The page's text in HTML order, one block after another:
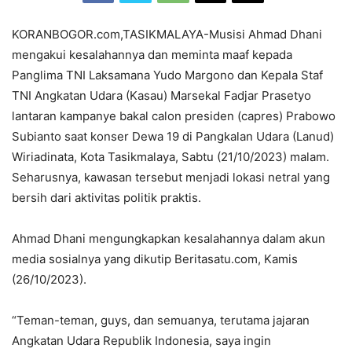
KORANBOGOR.com,TASIKMALAYA-Musisi Ahmad Dhani
mengakui kesalahannya dan meminta maaf kepada
Panglima TNI Laksamana Yudo Margono dan Kepala Staf
TNI Angkatan Udara (Kasau) Marsekal Fadjar Prasetyo
lantaran kampanye bakal calon presiden (capres) Prabowo
Subianto saat konser Dewa 19 di Pangkalan Udara (Lanud)
Wiriadinata, Kota Tasikmalaya, Sabtu (21/10/2023) malam.
Seharusnya, kawasan tersebut menjadi lokasi netral yang
bersih dari aktivitas politik praktis.
Ahmad Dhani mengungkapkan kesalahannya dalam akun
media sosialnya yang dikutip Beritasatu.com, Kamis
(26/10/2023).
“Teman-teman, guys, dan semuanya, terutama jajaran
Angkatan Udara Republik Indonesia, saya ingin